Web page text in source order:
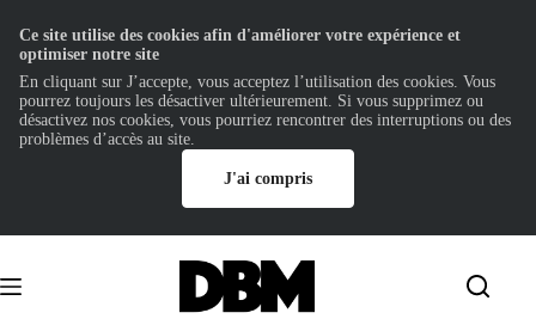
contenu
Ce site utilise des cookies afin d'améliorer votre expérience et
optimiser notre site
En cliquant sur J’accepte, vous acceptez l’utilisation des cookies. Vous
pourrez toujours les désactiver ultérieurement. Si vous supprimez ou
désactivez nos cookies, vous pourriez rencontrer des interruptions ou des
problèmes d’accès au site.
J'ai compris